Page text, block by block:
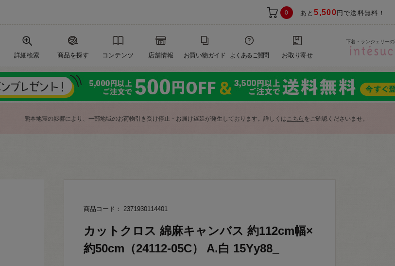
0 あと5,500 円で送料無料！
詳細検索 商品を探す コンテンツ 店舗情報 お買い物ガイド よくあるご質問 お取り寄せ
下着・ランジェリー
熊本地震の影響により、一部地域のお荷物引き受け停止・お届け遅延が発生しております。詳しくはこちら をご確認くださいませ。
商品コード： 2371930114401
カットクロス 綿麻キャンバス 約112cm幅×
約50cm（24112-05C） A.白 15Yy88_